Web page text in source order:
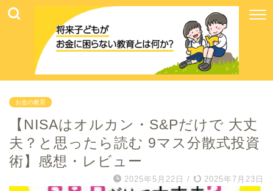
お金の教育
【NISAはオルカン・S&Pだけで 大丈
夫？と思ったら読む 9マス分散式投資
術】感想・レビュー
2025年5月22日 / 2025年7月23日